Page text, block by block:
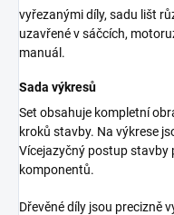
vyřezanými díly, sadu lišt
uzavřené v sáčcích,
manuál.
Sada výkresů
Set obsahuje kompletní
kroků stavby. Na výkrese
Vícejazyčný postup stavby
komponentů.
Dřevěné díly jsou precizně